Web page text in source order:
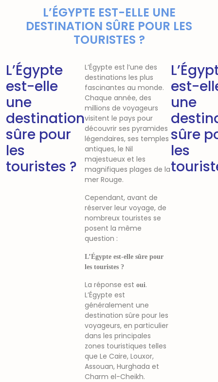
L’ÉGYPTE EST-ELLE UNE
DESTINATION SÛRE POUR LES
TOURISTES ?
L’Égypte
est-elle
une
destination
sûre pour
les
touristes ?
L’Égypte est l’une des
destinations les plus
fascinantes au monde.
Chaque année, des
millions de voyageurs
visitent le pays pour
découvrir ses pyramides
légendaires, ses temples
antiques, le Nil
majestueux et les
magnifiques plages de la
mer Rouge.
Cependant, avant de
réserver leur voyage, de
nombreux touristes se
posent la même
question :
L’Égypte est-elle sûre pour
les touristes ?
La réponse est oui.
L’Égypte est
généralement une
destination sûre pour les
voyageurs, en particulier
dans les principales
zones touristiques telles
que Le Caire, Louxor,
Assouan, Hurghada et
Charm el-Cheikh.
est-
une
sûre
les